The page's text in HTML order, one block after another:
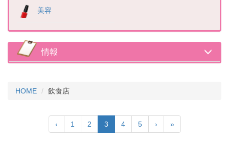
美容
情報
HOME 飲食店
‹ 1 2 3 4 5 › »